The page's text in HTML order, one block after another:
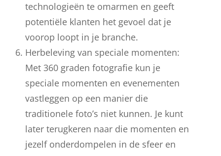
technologieën te omarmen en geeft
potentiële klanten het gevoel dat je
voorop loopt in je branche.
Herbeleving van speciale momenten:
Met 360 graden fotografie kun je
speciale momenten en evenementen
vastleggen op een manier die
traditionele foto’s niet kunnen. Je kunt
later terugkeren naar die momenten en
jezelf onderdompelen in de sfeer en